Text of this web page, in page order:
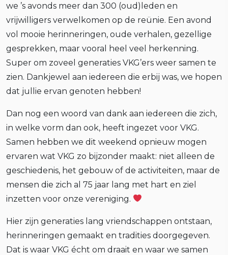
we ’s avonds meer dan 300 (oud)leden en
vrijwilligers verwelkomen op de reünie. Een avond
vol mooie herinneringen, oude verhalen, gezellige
gesprekken, maar vooral heel veel herkenning.
Super om zoveel generaties VKG’ers weer samen te
zien. Dankjewel aan iedereen die erbij was, we hopen
dat jullie ervan genoten hebben!
Dan nog een woord van dank aan iedereen die zich,
in welke vorm dan ook, heeft ingezet voor VKG.
Samen hebben we dit weekend opnieuw mogen
ervaren wat VKG zo bijzonder maakt: niet alleen de
geschiedenis, het gebouw of de activiteiten, maar de
mensen die zich al 75 jaar lang met hart en ziel
inzetten voor onze vereniging.
Hier zijn generaties lang vriendschappen ontstaan,
herinneringen gemaakt en tradities doorgegeven.
Dat is waar VKG écht om draait en waar we samen